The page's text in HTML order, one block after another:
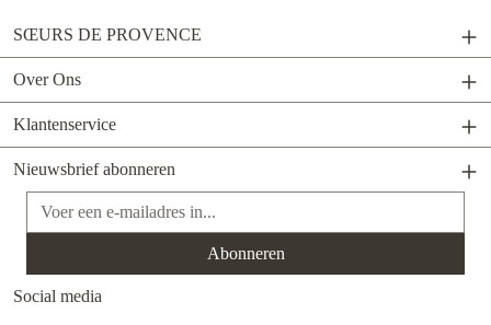
SŒURS DE PROVENCE
Over Ons
Klantenservice
Nieuwsbrief abonneren
E-mailadres*
Abonneren
Social media